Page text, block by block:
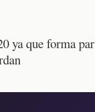
ya que forma